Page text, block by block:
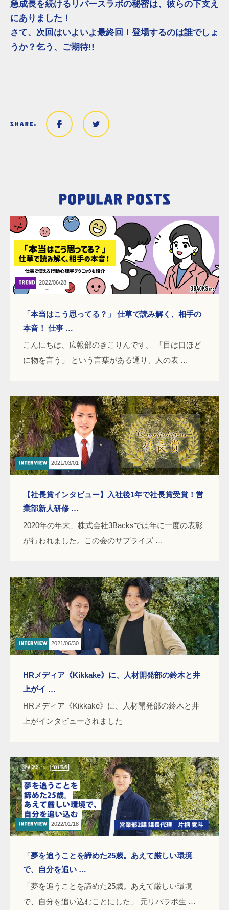
急成長を続けるリバースラボの秘密は、彼らの下支え
にありました！
さて、次回はいよいよ最終回！登場するのは誰でしょ
うか？乞う、ご期待!!
2022/06/28
「本当はこう思ってる？」 仕草で読み解く、相手の
本音！ 仕事 …
こんにちは、広報部のきこりんです。 「目は口ほど
に物を言う」 という言葉がある通り、人の表 …
2021/03/01
【社長賞インタビュー】入社後1年で社長賞受賞！営
業部新人研修 …
2020年の年末、株式会社3Backsでは年に一度の表彰
が行われました。この会のサプライズ …
2021/06/30
HRメディア《Kikkake》に、人材開発部の鈴木と井
上がイ …
HRメディア《Kikkake》に、人材開発部の鈴木と井
上がインタビューされました
2022/01/18
「夢を追うことを諦めた25歳。あえて厳しい環境
で、自分を追い …
「夢を追うことを諦めた25歳。あえて厳しい環境
で、自分を追い込むことにした」 元リバラボ生 …